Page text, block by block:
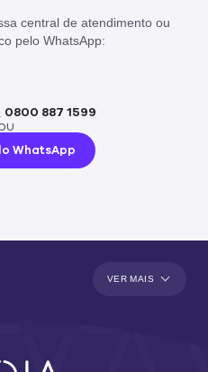
central de atendimento ou
pelo WhatsApp:
0800 887 1599
WhatsApp
VER MAIS